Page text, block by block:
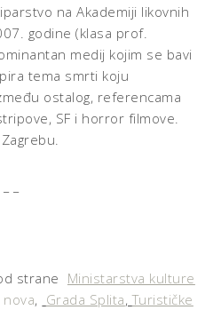
na Akademiji likovnih
godine (klasa prof.
medij kojim se bavi
tema smrti koju
ostalog, referencama
SF i horror filmove.
strane Ministarstva kulture
, Grada Splita,Turističke